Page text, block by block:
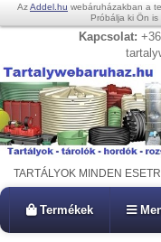
AzAddel.hu webáruházakban a
Próbálja ki Ön is
Kapcsolat:
TARTÁLYOK MINDEN
Termékek